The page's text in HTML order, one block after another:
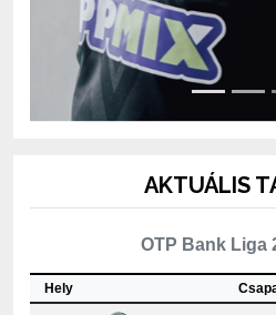
OTP Bank Liga
1 ETO FC